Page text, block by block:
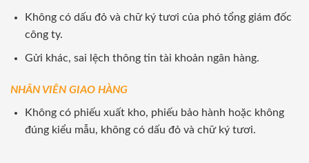
Không có dấu đỏ và chữ ký tươi của phó tổng giám đốc
công ty.
Gửi khác, sai lệch thông tin tài khoản ngân hàng.
NHÂN VIÊN GIAO HÀNG
Không có phiếu xuất kho, phiếu bảo hành hoặc không
đúng kiểu mẫu, không có dấu đỏ và chữ ký tươi.